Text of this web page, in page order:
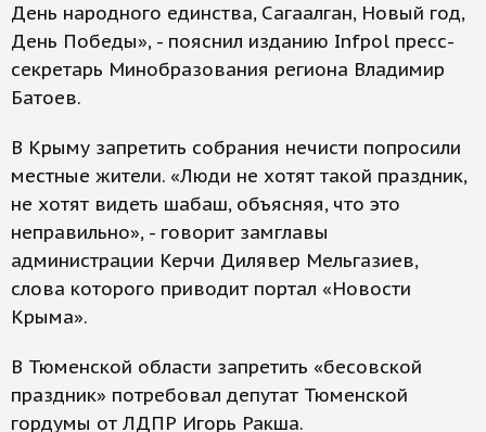
День народного единства, Сагаалган, Новый год,
День Победы», - пояснил изданию Infpol пресс-
секретарь Минобразования региона Владимир
Батоев.
В Крыму запретить собрания нечисти попросили
местные жители. «Люди не хотят такой праздник,
не хотят видеть шабаш, объясняя, что это
неправильно», - говорит замглавы
администрации Керчи Дилявер Мельгазиев,
слова которого приводит портал «Новости
Крыма».
В Тюменской области запретить «бесовской
праздник» потребовал депутат Тюменской
гордумы от ЛДПР Игорь Ракша.